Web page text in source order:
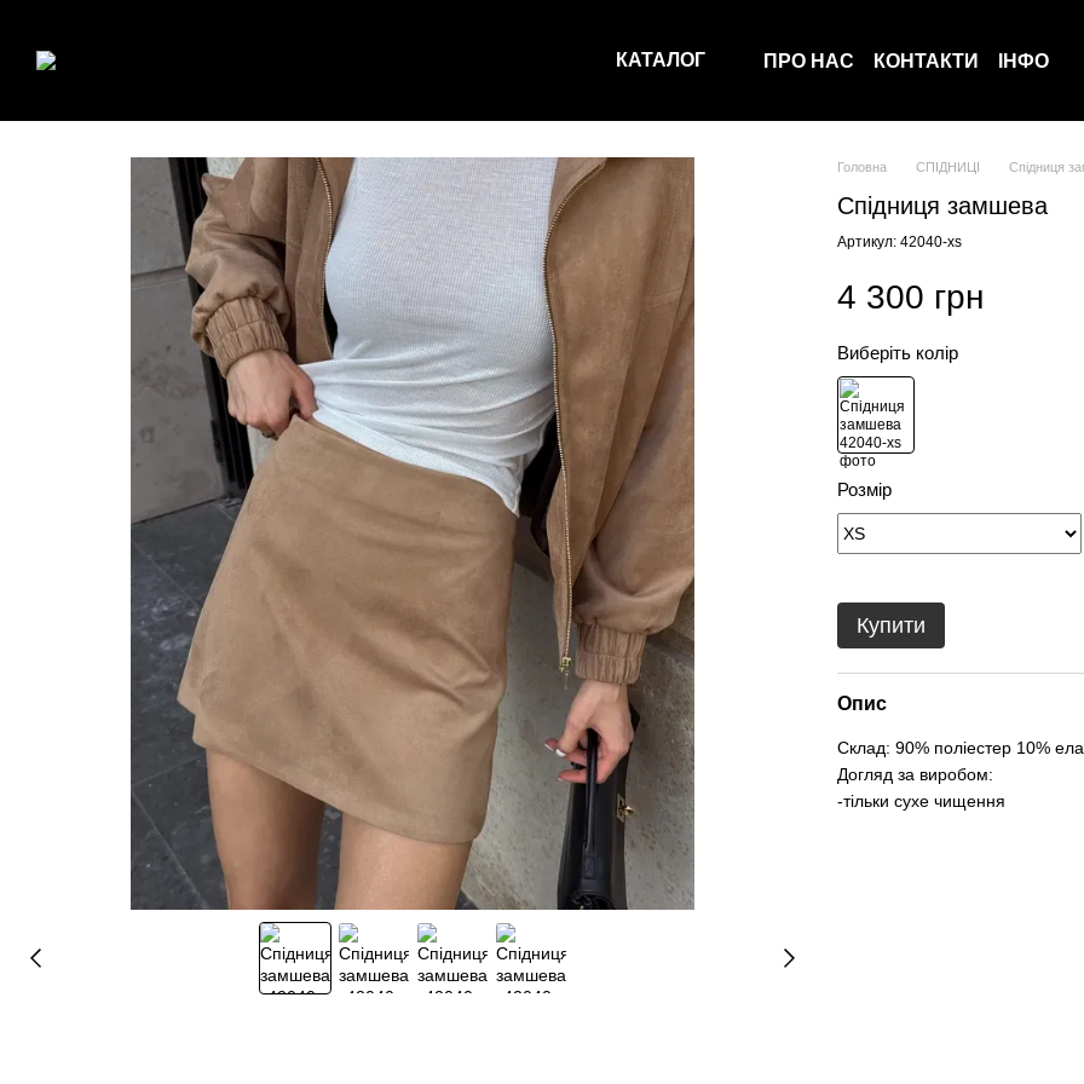
КАТАЛОГ ПРО НАС КОНТАКТИ ІНФО
Головна СПІДНИЦІ Спідниця
Спідниця замшева
Артикул: 42040-xs
4 300 грн
Виберіть колір
Розмір
Купити
Опис
Склад: 90% поліестер 10%
Догляд за виробом:
-тільки сухе чищення